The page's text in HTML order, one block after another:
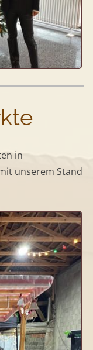
in
unserem Stand